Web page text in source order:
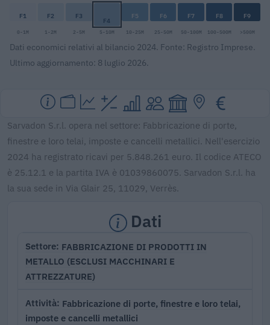
F1 F2 F3 F4 F5 F6 F7 F8 F9
0-1M 1-2M 2-5M 5-10M 10-25M 25-50M 50-100M 100-500M >500M
Dati economici relativi al bilancio 2024. Fonte: Registro Imprese.
Ultimo aggiornamento: 8 luglio 2026.
Sarvadon S.r.l. opera nel settore: Fabbricazione di porte,
finestre e loro telai, imposte e cancelli metallici. Nell'esercizio
2024 ha registrato ricavi per 5.848.261 euro. Il codice ATECO
è 25.12.1 e la partita IVA è 01039860075. Sarvadon S.r.l. ha
la sua sede in Via Glair 25, 11029, Verrès.
Dati
Settore FABBRICAZIONE DI PRODOTTI IN
METALLO (ESCLUSI MACCHINARI E
ATTREZZATURE)
Attività Fabbricazione di porte, finestre e loro telai,
imposte e cancelli metallici